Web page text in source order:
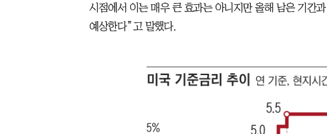
시점에서 이는 매우 큰 효과는 아니지만 올해 남은 기간
예상한다”고 말했다.